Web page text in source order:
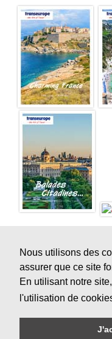
Nous utilisons des
assurer que ce site
En utilisant notre
l'utilisation de
Contact
Conditions de